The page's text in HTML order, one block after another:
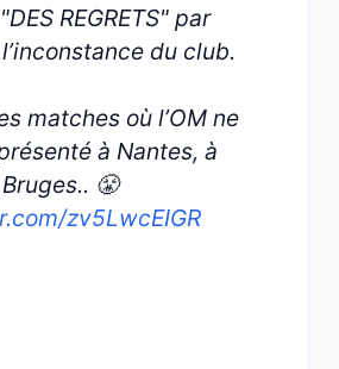
REGRETS" par
du club.
matches où l’OM ne
à Nantes, à
😤
zv5LwcEIGR